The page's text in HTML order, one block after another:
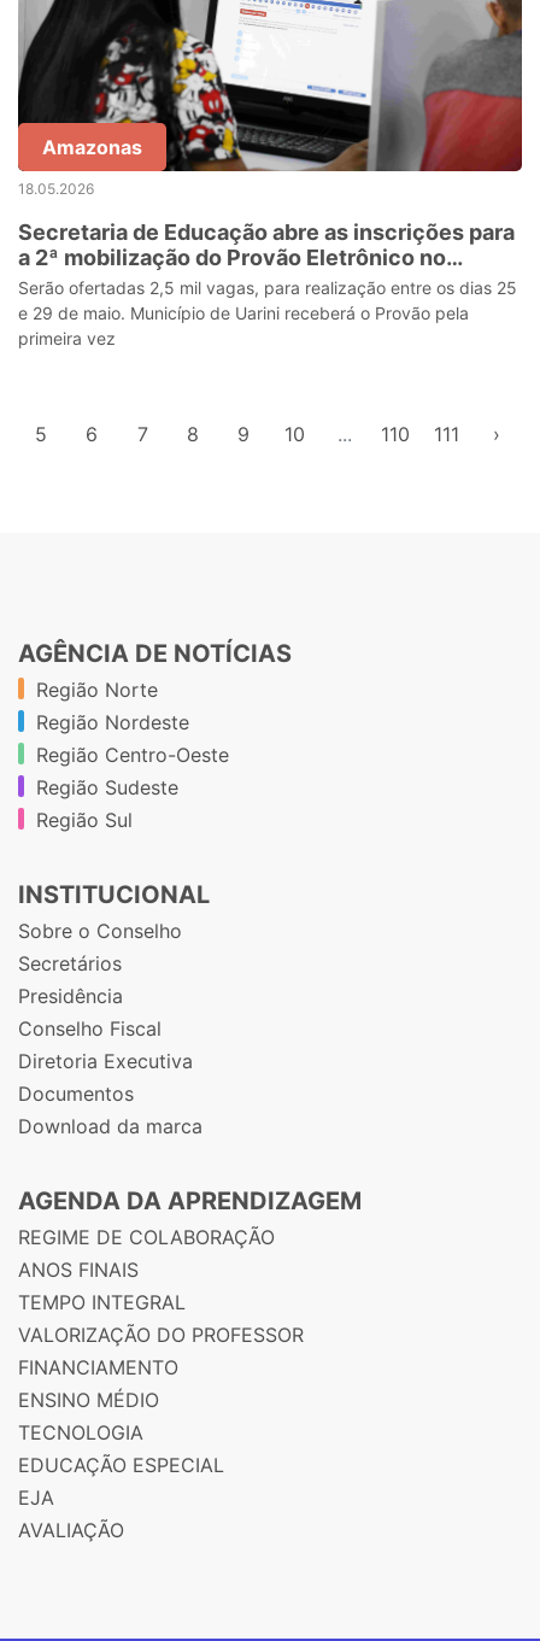
Amazonas
18.05.2026
Secretaria de Educação abre as inscrições para
a 2ª mobilização do Provão Eletrônico no
interior
Serão ofertadas 2,5 mil vagas, para realização entre os dias 25
e 29 de maio. Município de Uarini receberá o Provão pela
primeira vez
5 6 7 8 9 10 ... 110 111 ›
AGÊNCIA DE NOTÍCIAS
Região Norte
Região Nordeste
Região Centro-Oeste
Região Sudeste
Região Sul
INSTITUCIONAL
Sobre o Conselho
Secretários
Presidência
Conselho Fiscal
Diretoria Executiva
Documentos
Download da marca
AGENDA DA APRENDIZAGEM
REGIME DE COLABORAÇÃO
ANOS FINAIS
TEMPO INTEGRAL
VALORIZAÇÃO DO PROFESSOR
FINANCIAMENTO
ENSINO MÉDIO
TECNOLOGIA
EDUCAÇÃO ESPECIAL
EJA
AVALIAÇÃO